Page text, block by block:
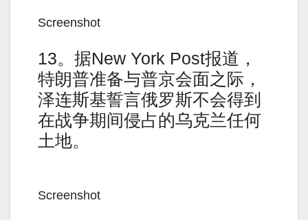
Screenshot
13。据New York Post报道，
特朗普准备与普京会面之际，
泽连斯基誓言俄罗斯不会得到
在战争期间侵占的乌克兰任何
土地。
Screenshot